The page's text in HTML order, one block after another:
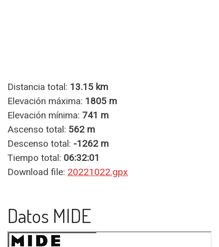
Distancia total: 13.15 km
Elevación máxima: 1805 m
Elevación mínima: 741 m
Ascenso total: 562 m
Descenso total: -1262 m
Tiempo total: 06:32:01
Download file: 20221022.gpx
Datos MIDE